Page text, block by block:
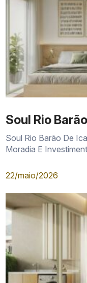
Soul Rio
Soul Rio Barão De
Moradia E
22/maio/2026